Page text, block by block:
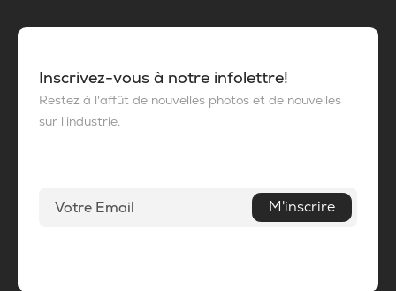
Inscrivez-vous à notre infolettre!
Restez à l'affût de nouvelles photos et de nouvelles
sur l'industrie.
M'inscrire